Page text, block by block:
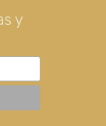
y